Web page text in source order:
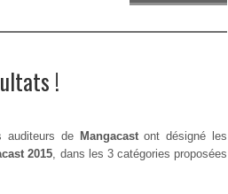
!
auditeurs de Mangacastont désigné les
2015, dans les 3 catégories proposées